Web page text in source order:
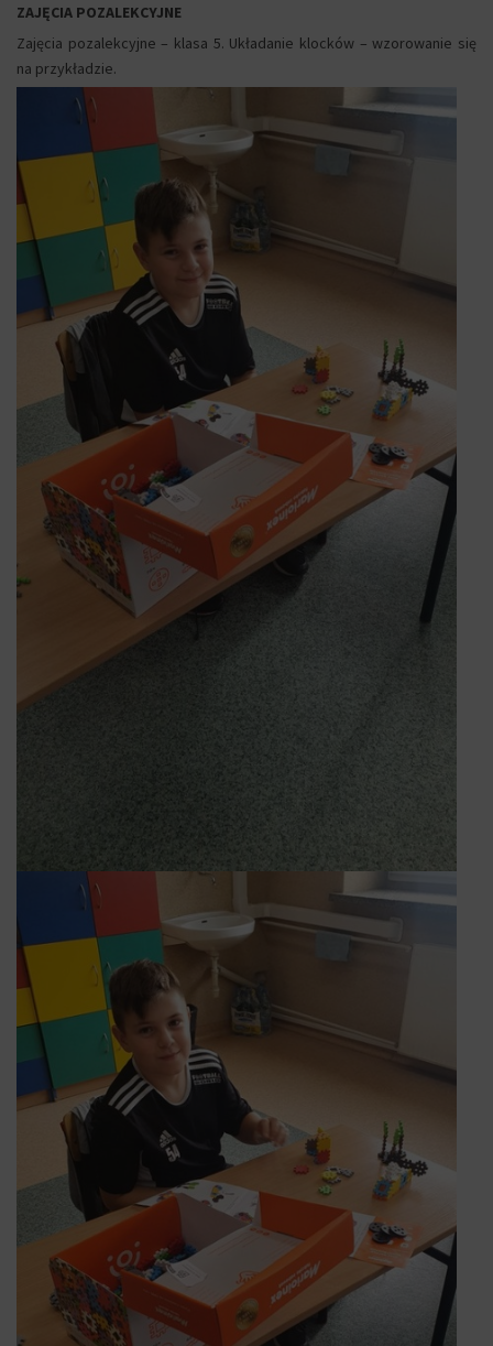
ZAJĘCIA POZALEKCYJNE
Zajęcia pozalekcyjne – klasa 5. Układanie klocków – wzorowanie się
na przykładzie.